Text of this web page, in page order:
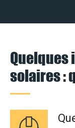
Quelques
solaires :